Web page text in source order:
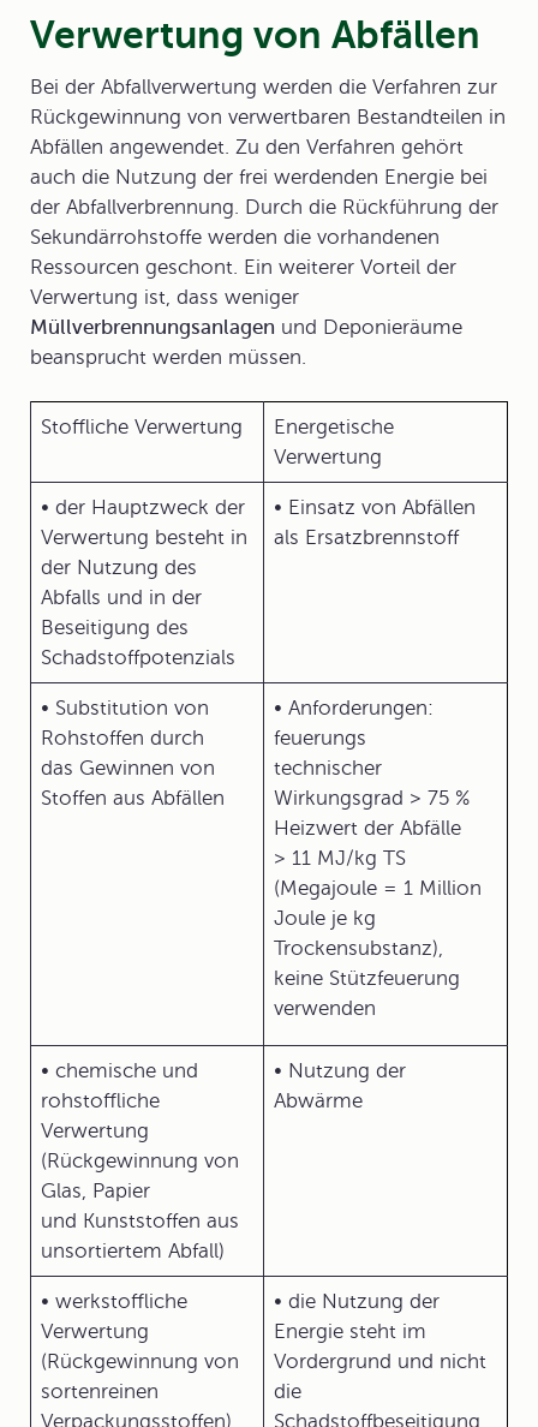
Verwertung von Abfällen
Bei der Abfallverwertung werden die Verfahren zur
Rückgewinnung von verwertbaren Bestandteilen in
Abfällen angewendet. Zu den Verfahren gehört
auch die Nutzung der frei werdenden Energie bei
der Abfallverbrennung. Durch die Rückführung der
Sekundärrohstoffe werden die vorhandenen
Ressourcen geschont. Ein weiterer Vorteil der
Verwertung ist, dass weniger
Müllverbrennungsanlagen und Deponieräume
beansprucht werden müssen.
Stoffliche Verwertung
Energetische
Verwertung
• der Hauptzweck der
Verwertung besteht in
der Nutzung des
Abfalls und in der
Beseitigung des
Schadstoffpotenzials
• Einsatz von Abfällen
als Ersatzbrennstoff
• Substitution von
Rohstoffen durch
das Gewinnen von
Stoffen aus Abfällen
• Anforderungen:
feuerungs
technischer
Wirkungsgrad > 75 %
Heizwert der Abfälle
> 11 MJ/kg TS
(Megajoule = 1 Million
Joule je kg
Trockensubstanz),
keine Stützfeuerung
verwenden
• chemische und
rohstoffliche
Verwertung
(Rückgewinnung von
Glas, Papier
und Kunststoffen aus
unsortiertem Abfall)
• Nutzung der
Abwärme
• werkstoffliche
Verwertung
(Rückgewinnung von
sortenreinen
Verpackungsstoffen)
• die Nutzung der
Energie steht im
Vordergrund und nicht
die
Schadstoffbeseitigung